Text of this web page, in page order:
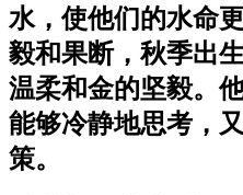
水，使他们的水命
毅和果断，秋季出
温柔和金的坚毅。
能够冷静地思考，
策。